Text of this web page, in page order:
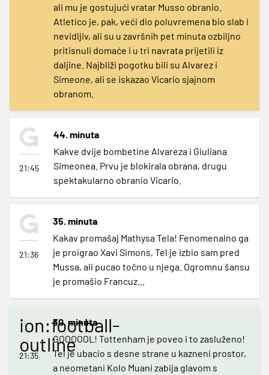
ali mu je gostujući vratar Musso obranio.
Atletico je, pak, veći dio poluvremena bio slab i
nevidljiv, ali su u završnih pet minuta ozbiljno
pritisnuli domaće i u tri navrata prijetili iz
daljine. Najbliži pogotku bili su Alvarez i
Simeone, ali se iskazao Vicario sjajnom
obranom.
21:45
44. minuta
Kakve dvije bombetine Alvareza i Giuliana
Simeonea. Prvu je blokirala obrana, drugu
spektakularno obranio Vicario.
21:36
35. minuta
Kakav promašaj Mathysa Tela! Fenomenalno ga
je proigrao Xavi Simons, Tel je izbio sam pred
Mussa, ali pucao točno u njega. Ogromnu šansu
je promašio Francuz...
ion:football-
outline
21:35
30. minuta
GOOOOOL! Tottenham je poveo i to zasluženo!
Tel je ubacio s desne strane u kazneni prostor,
a neometani Kolo Muani zabija glavom s